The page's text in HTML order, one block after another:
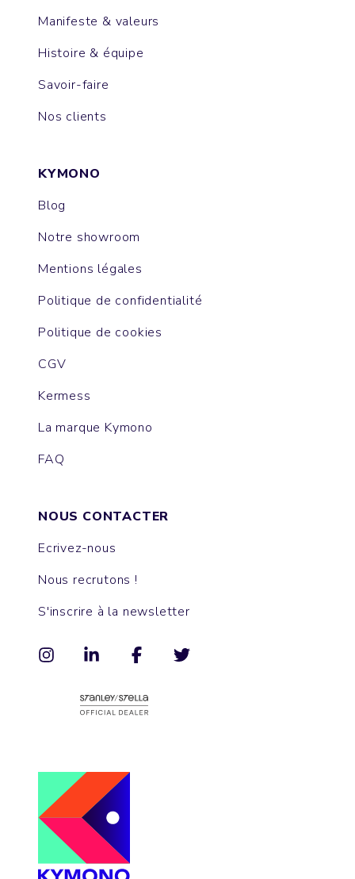
Manifeste & valeurs
Histoire & équipe
Savoir-faire
Nos clients
KYMONO
Blog
Notre showroom
Mentions légales
Politique de confidentialité
Politique de cookies
CGV
Kermess
La marque Kymono
FAQ
NOUS CONTACTER
Ecrivez-nous
Nous recrutons !
S'inscrire à la newsletter